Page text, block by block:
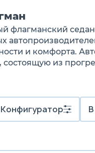
флагманский
и комфорта.
состоящую из
Конфигуратор